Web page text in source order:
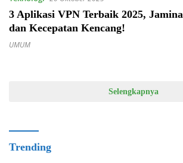
3 Aplikasi VPN Terbaik 2025,
dan Kecepatan Kencang!
UMUM
Selengkapnya
Trending